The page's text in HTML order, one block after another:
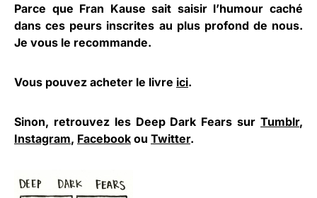
Parce que Fran Kause sait saisir l’humour caché
dans ces peurs inscrites au plus profond de nous.
Je vous le recommande.
Vous pouvez acheter le livre ici.
Sinon, retrouvez les Deep Dark Fears sur Tumblr,
Instagram, Facebook ou Twitter.